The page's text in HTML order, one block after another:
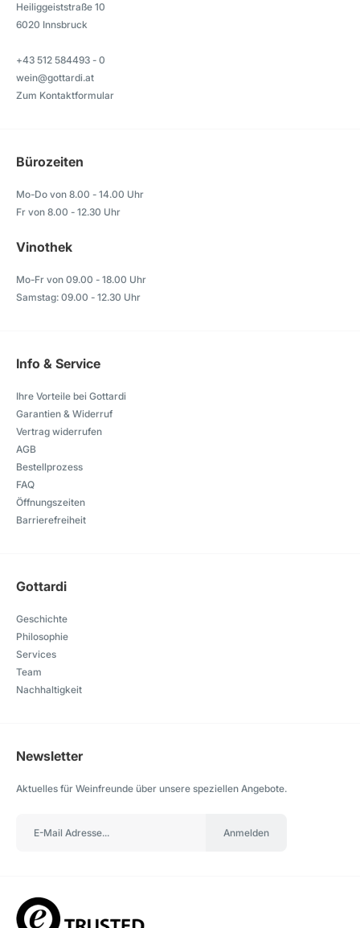
Heiliggeiststraße 10
6020 Innsbruck
+43 512 584493 - 0
wein@gottardi.at
Zum Kontaktformular
Bürozeiten
Mo-Do von 8.00 - 14.00 Uhr
Fr von 8.00 - 12.30 Uhr
Vinothek
Mo-Fr von 09.00 - 18.00 Uhr
Samstag: 09.00 - 12.30 Uhr
Info & Service
Ihre Vorteile bei Gottardi
Garantien & Widerruf
Vertrag widerrufen
AGB
Bestellprozess
FAQ
Öffnungszeiten
Barrierefreiheit
Gottardi
Geschichte
Philosophie
Services
Team
Nachhaltigkeit
Newsletter
Aktuelles für Weinfreunde über unsere speziellen Angebote.
Anmelden